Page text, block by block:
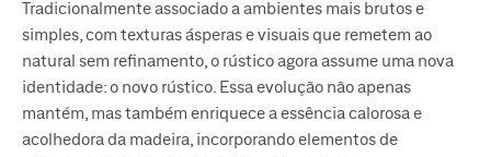
Tradicionalmente associado a ambientes mais brutos e
simples, com texturas ásperas e visuais que remetem ao
natural sem refinamento, o rústico agora assume uma nova
identidade: o novo rústico. Essa evolução não apenas
mantém, mas também enriquece a essência calorosa e
acolhedora da madeira, incorporando elementos de